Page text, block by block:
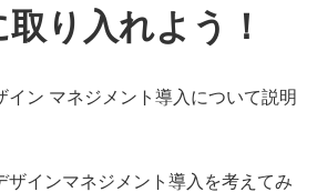
り入れよう！
イン マネジメント導入について説明
ザインマネジメント導入を考えてみ